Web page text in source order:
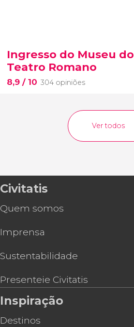
Ingresso do Museu do
Teatro Romano
8,9 / 10 304 opiniões
Ver todos
Civitatis
Quem somos
Imprensa
Sustentabilidade
Presenteie Civitatis
Inspiração
Destinos